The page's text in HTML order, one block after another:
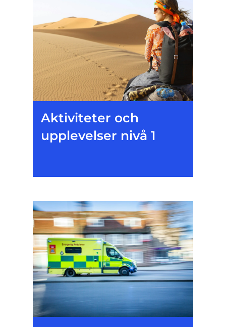
Aktiviteter och
upplevelser nivå 1